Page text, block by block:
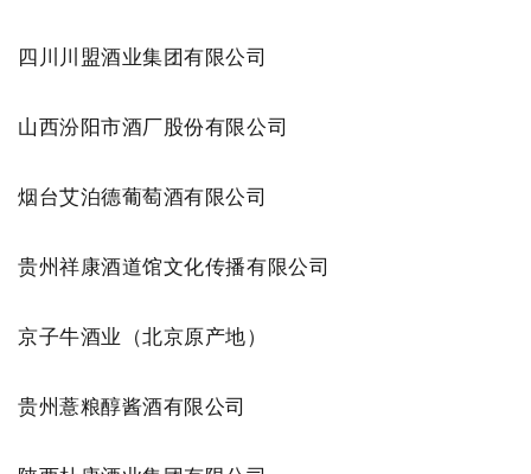
四川川盟酒业集团有限公司
山西汾阳市酒厂股份有限公司
烟台艾泊德葡萄酒有限公司
贵州祥康酒道馆文化传播有限公司
京子牛酒业（北京原产地）
贵州薏粮醇酱酒有限公司